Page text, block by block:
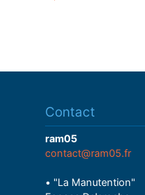
Contact
ram05
contact@ram05.fr
• "La Manutention"